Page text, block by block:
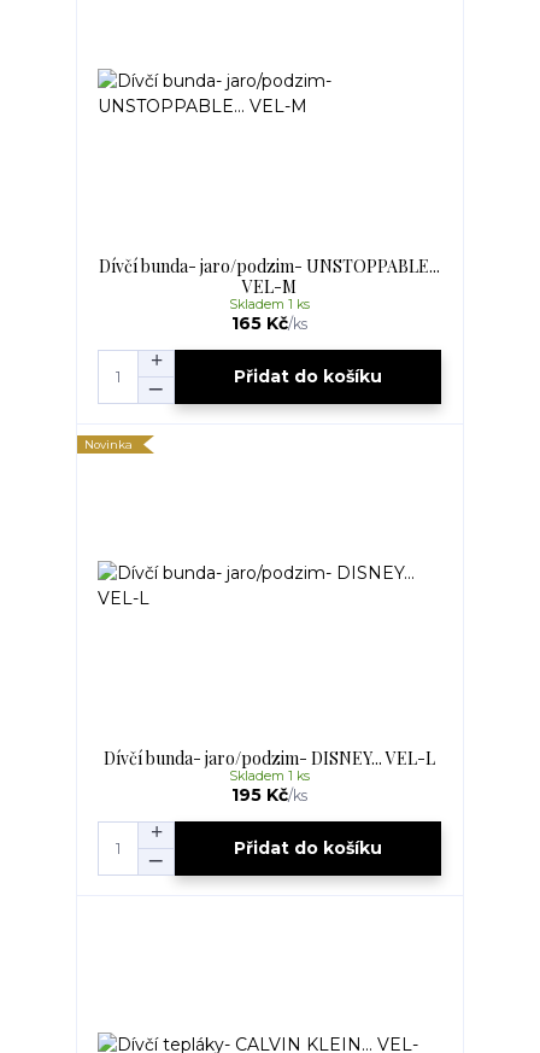
Dívčí bunda- jaro/podzim- UNSTOPPABLE...
VEL-M
165 Kč/ks
Skladem 1 ks
Přidat do košíku
Novinka
Dívčí bunda- jaro/podzim- DISNEY... VEL-L
195 Kč/ks
Skladem 1 ks
Přidat do košíku